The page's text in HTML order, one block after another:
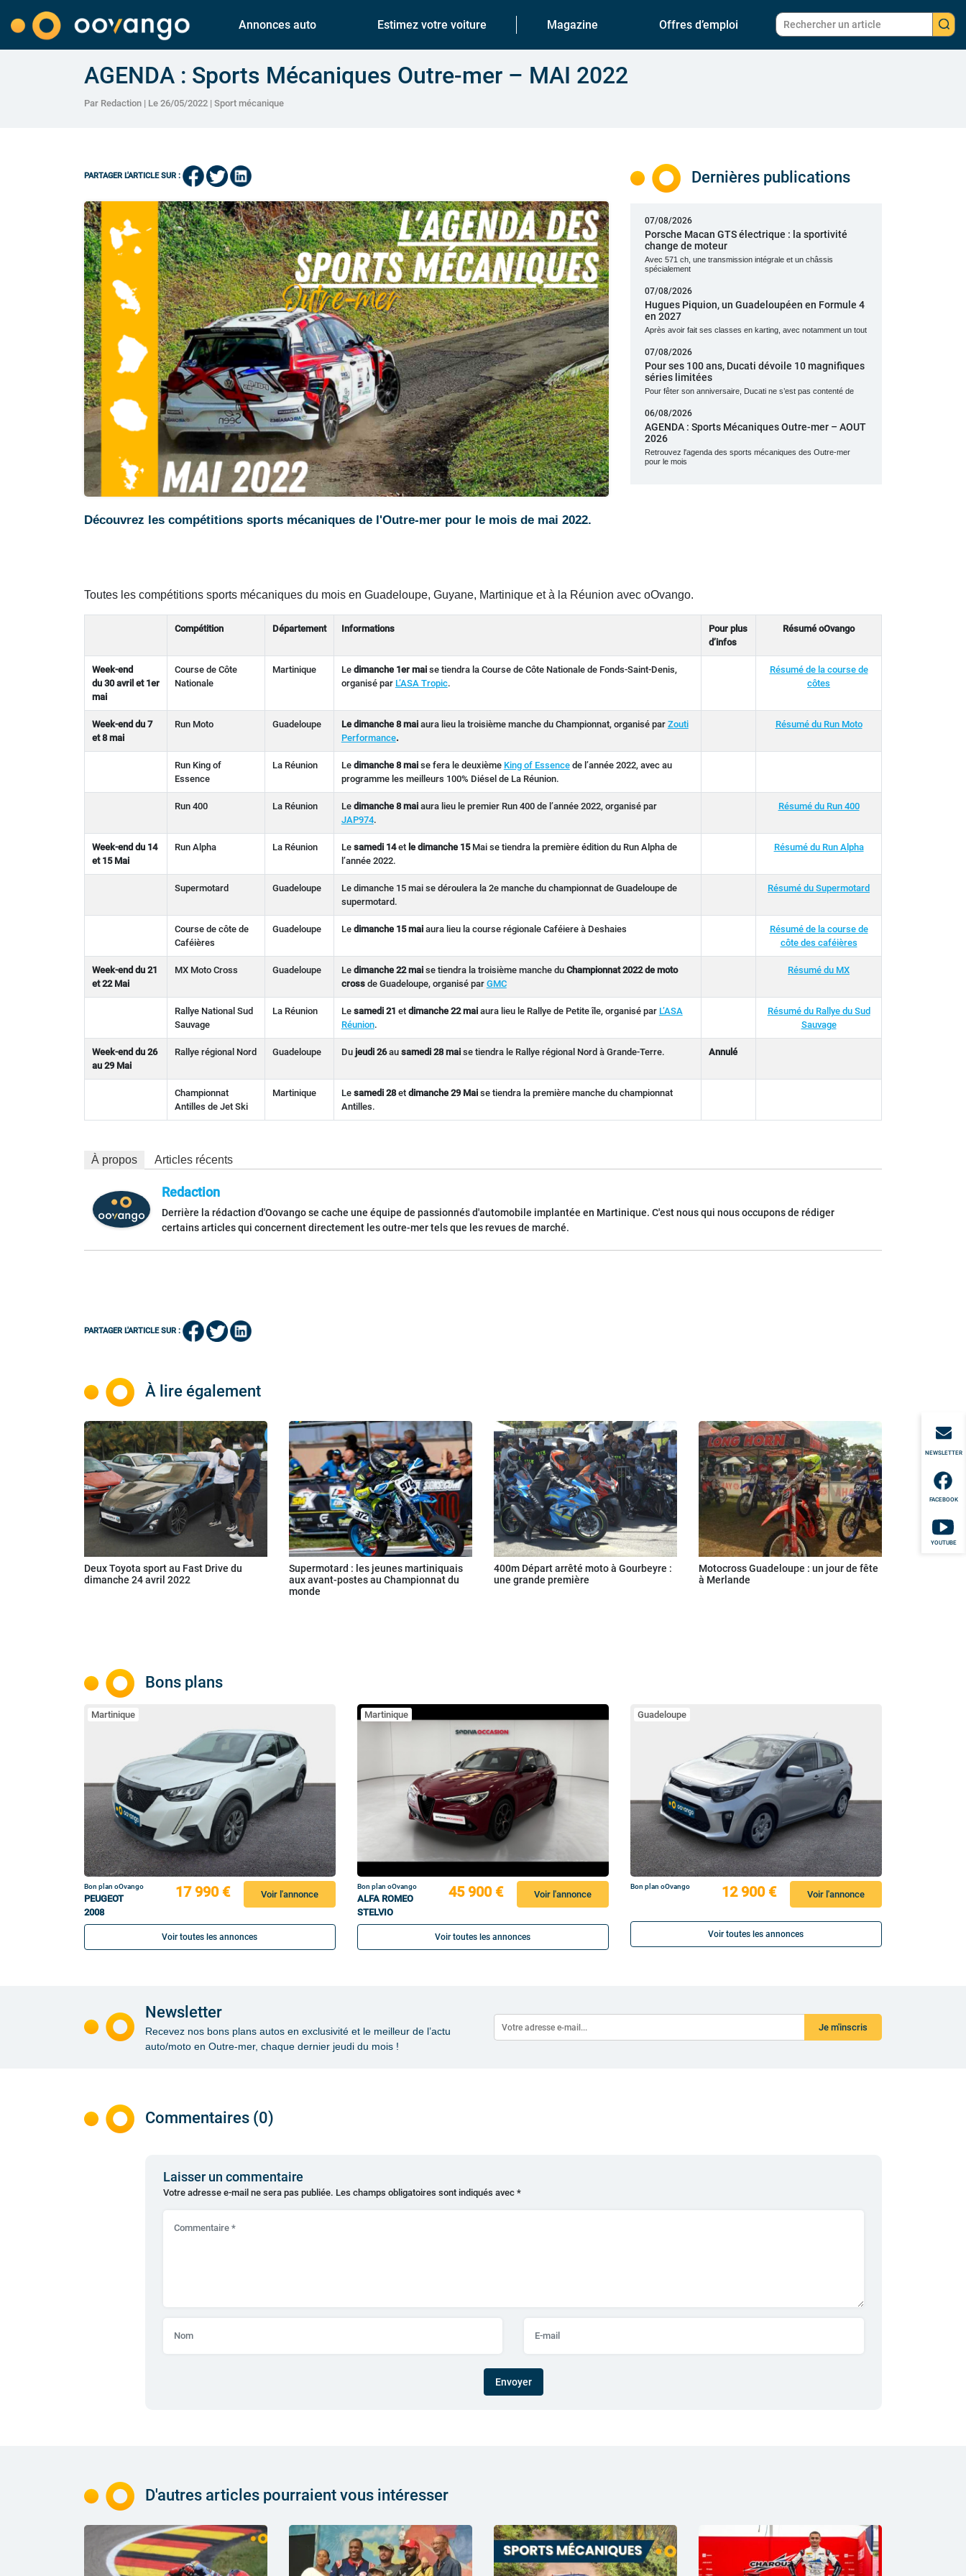
Annonces auto Estimez votre voiture Magazine Offres d’emploi
NEWSLETTER
FACEBOOK
YOUTUBE
AGENDA : Sports Mécaniques Outre-mer – MAI 2022
Par Redaction | Le 26/05/2022 | Sport mécanique
PARTAGER L'ARTICLE SUR :
Découvrez les compétitions sports mécaniques de l'Outre-mer pour le mois de mai 2022.
Dernières publications
07/08/2026
Porsche Macan GTS électrique : la sportivité
change de moteur
Avec 571 ch, une transmission intégrale et un châssis
spécialement
07/08/2026
Hugues Piquion, un Guadeloupéen en Formule 4
en 2027
Après avoir fait ses classes en karting, avec notamment un tout
07/08/2026
Pour ses 100 ans, Ducati dévoile 10 magnifiques
séries limitées
Pour fêter son anniversaire, Ducati ne s’est pas contenté de
06/08/2026
AGENDA : Sports Mécaniques Outre-mer – AOUT
2026
Retrouvez l'agenda des sports mécaniques des Outre-mer
pour le mois
Toutes les compétitions sports mécaniques du mois en Guadeloupe, Guyane, Martinique et à la Réunion avec oOvango.
Compétition Département Informations
Pour plus
d’infos
Résumé oOvango
Week-end
du 30 avril et 1er
mai
Course de Côte
Nationale
Martinique Ledimanche 1er maise tiendra la Course de Côte Nationale de Fonds-Saint-Denis,
organisé par L’ASA Tropic.
Résumé de la course de
côtes
Week-end du 7
et 8 mai
Run Moto Guadeloupe Le dimanche 8 maiaura lieu la troisième manche du Championnat, organisé par Zouti
Performance.
Résumé du Run Moto
Run King of
Essence
La Réunion Le dimanche 8 maise fera le deuxième King of Essencede l’année 2022, avec au
programme les meilleurs 100% Diésel de La Réunion.
Run 400 La Réunion Le dimanche 8 maiaura lieu le premier Run 400 de l’année 2022, organisé par
JAP974.
Résumé du Run 400
Week-end du 14
et 15 Mai
Run Alpha La Réunion Le samedi 14etle dimanche 15 Mai se tiendra la première édition du Run Alpha de
l’année 2022.
Résumé du Run Alpha
Supermotard Guadeloupe
Le dimanche 15 mai se déroulera la 2e manche du championnat de Guadeloupe de
supermotard.
Résumé du Supermotard
Course de côte de
Caféières
Guadeloupe Le dimanche 15 maiaura lieu la course régionale Caféiere à Deshaies
Résumé de la course de
côte des caféières
Week-end du 21
et 22 Mai
MX Moto Cross Guadeloupe Le dimanche 22 mai se tiendra la troisième manche du Championnat 2022 de moto
crossde Guadeloupe, organisé par GMC
Résumé du MX
Rallye National Sud
Sauvage
La Réunion Le samedi 21 etdimanche 22 mai aura lieu le Rallye de Petite île, organisé par L’ASA
Réunion.
Résumé du Rallye du Sud
Sauvage
Week-end du 26
au 29 Mai
Rallye régional Nord Guadeloupe Du jeudi 26ausamedi 28 maise tiendra le Rallye régional Nord à Grande-Terre. Annulé
Championnat
Antilles de Jet Ski
Martinique Le samedi 28et dimanche 29 Maise tiendra la première manche du championnat
Antilles.
À propos Articles récents
Redaction
Derrière la rédaction d'Oovango se cache une équipe de passionnés d'automobile implantée en Martinique. C'est nous qui nous occupons de rédiger
certains articles qui concernent directement les outre-mer tels que les revues de marché.
PARTAGER L'ARTICLE SUR :
À lire également
Deux Toyota sport au Fast Drive du
dimanche 24 avril 2022
Supermotard : les jeunes martiniquais
aux avant-postes au Championnat du
monde
400m Départ arrêté moto à Gourbeyre :
une grande première
Motocross Guadeloupe : un jour de fête
à Merlande
Bons plans
Martinique
Bon plan oOvango
PEUGEOT
2008
17 990 € Voir l'annonce
Voir toutes les annonces
Martinique
Bon plan oOvango
ALFA ROMEO
STELVIO
45 900 € Voir l'annonce
Voir toutes les annonces
Guadeloupe
Bon plan oOvango 12 900 € Voir l'annonce
Voir toutes les annonces
Newsletter
Recevez nos bons plans autos en exclusivité et le meilleur de l’actu
auto/moto en Outre-mer, chaque dernier jeudi du mois !
Je m'inscris
Commentaires (0)
Laisser un commentaire
Votre adresse e-mail ne sera pas publiée. Les champs obligatoires sont indiqués avec *
Envoyer
D'autres articles pourraient vous intéresser